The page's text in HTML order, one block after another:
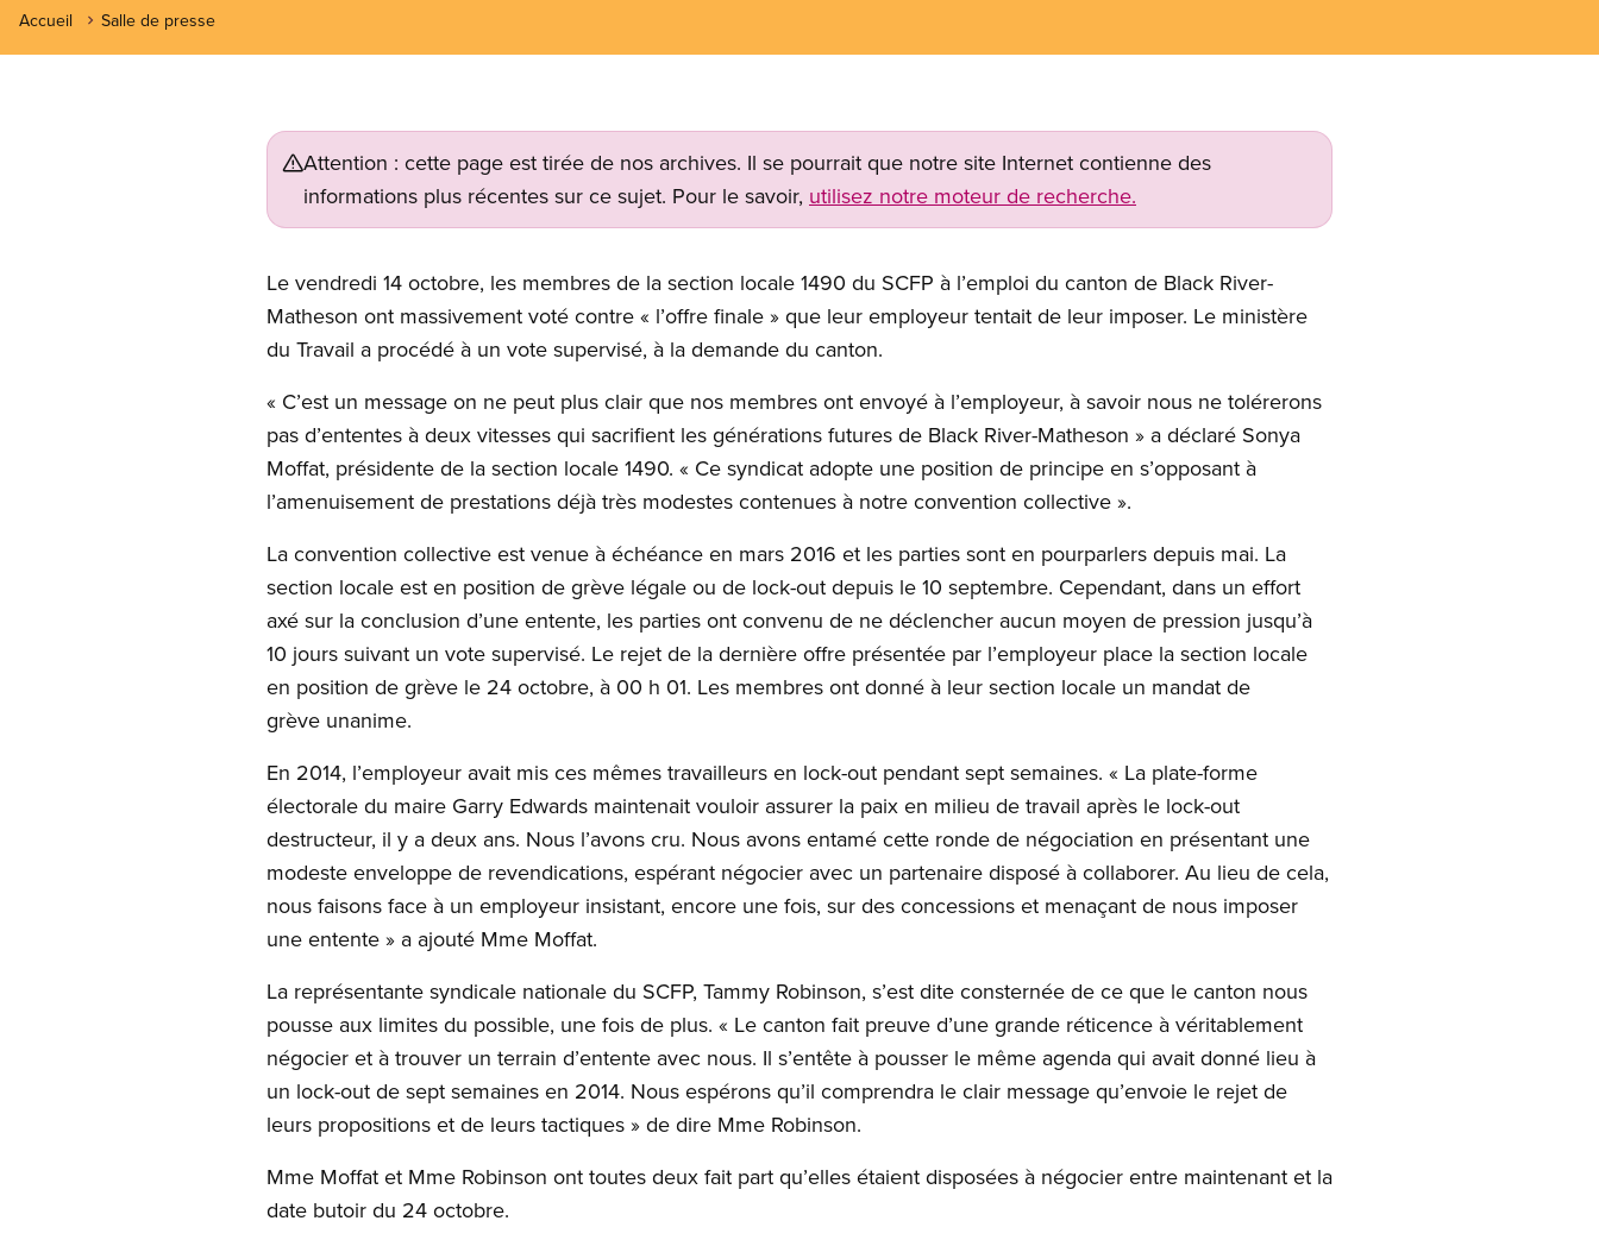
Accueil Salle de presse
Attention : cette page est tirée de nos archives. Il se pourrait que notre site Internet contienne des
informations plus récentes sur ce sujet. Pour le savoir, utilisez notre moteur de recherche.
Le vendredi 14 octobre, les membres de la section locale 1490 du SCFP à l’emploi du canton de Black River-
Matheson ont massivement voté contre « l’offre finale » que leur employeur tentait de leur imposer. Le ministère
du Travail a procédé à un vote supervisé, à la demande du canton.
« C’est un message on ne peut plus clair que nos membres ont envoyé à l’employeur, à savoir nous ne tolérerons
pas d’ententes à deux vitesses qui sacrifient les générations futures de Black River-Matheson » a déclaré Sonya
Moffat, présidente de la section locale 1490. « Ce syndicat adopte une position de principe en s’opposant à
l’amenuisement de prestations déjà très modestes contenues à notre convention collective ».
La convention collective est venue à échéance en mars 2016 et les parties sont en pourparlers depuis mai. La
section locale est en position de grève légale ou de lock-out depuis le 10 septembre. Cependant, dans un effort
axé sur la conclusion d’une entente, les parties ont convenu de ne déclencher aucun moyen de pression jusqu’à
10 jours suivant un vote supervisé. Le rejet de la dernière offre présentée par l’employeur place la section locale
en position de grève le 24 octobre, à 00 h 01. Les membres ont donné à leur section locale un mandat de
grève unanime.
En 2014, l’employeur avait mis ces mêmes travailleurs en lock-out pendant sept semaines. « La plate-forme
électorale du maire Garry Edwards maintenait vouloir assurer la paix en milieu de travail après le lock-out
destructeur, il y a deux ans. Nous l’avons cru. Nous avons entamé cette ronde de négociation en présentant une
modeste enveloppe de revendications, espérant négocier avec un partenaire disposé à collaborer. Au lieu de cela,
nous faisons face à un employeur insistant, encore une fois, sur des concessions et menaçant de nous imposer
une entente » a ajouté Mme Moffat.
La représentante syndicale nationale du SCFP, Tammy Robinson, s’est dite consternée de ce que le canton nous
pousse aux limites du possible, une fois de plus. « Le canton fait preuve d’une grande réticence à véritablement
négocier et à trouver un terrain d’entente avec nous. Il s’entête à pousser le même agenda qui avait donné lieu à
un lock-out de sept semaines en 2014. Nous espérons qu’il comprendra le clair message qu’envoie le rejet de
leurs propositions et de leurs tactiques » de dire Mme Robinson.
Mme Moffat et Mme Robinson ont toutes deux fait part qu’elles étaient disposées à négocier entre maintenant et la
date butoir du 24 octobre.